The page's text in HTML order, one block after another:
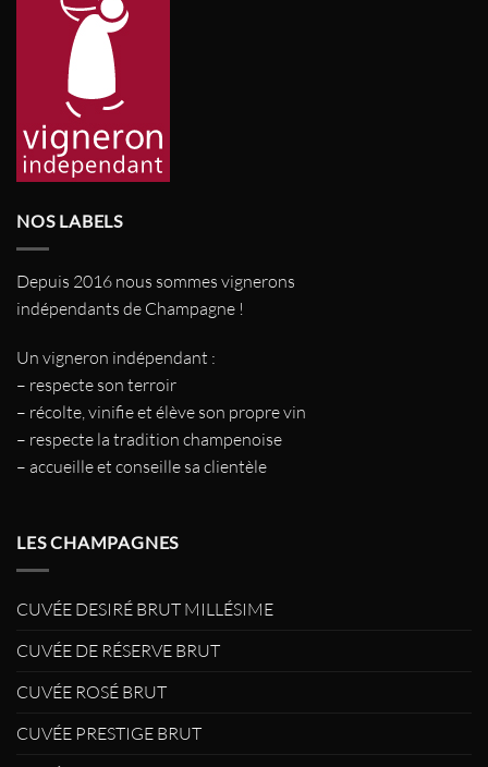
NOS LABELS
Depuis 2016 nous sommes vignerons
indépendants de Champagne !
Un vigneron indépendant :
– respecte son terroir
– récolte, vinifie et élève son propre vin
– respecte la tradition champenoise
– accueille et conseille sa clientèle
LES CHAMPAGNES
CUVÉE DESIRÉ BRUT MILLÉSIME
CUVÉE DE RÉSERVE BRUT
CUVÉE ROSÉ BRUT
CUVÉE PRESTIGE BRUT